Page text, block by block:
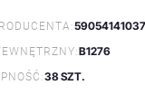
B1276
38 SZT.